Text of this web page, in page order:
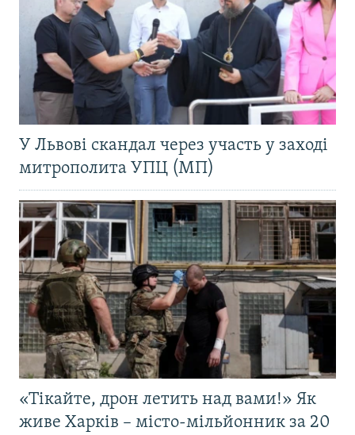
У Львові скандал через участь у заході
митрополита УПЦ (МП)
«Тікайте, дрон летить над вами!» Як
живе Харків – місто-мільйонник за 20